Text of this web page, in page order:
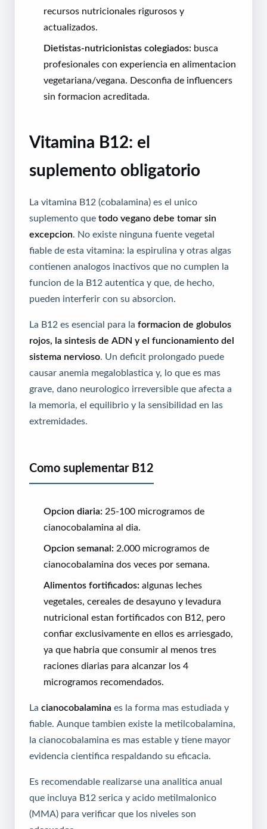
recursos nutricionales rigurosos y
actualizados.
Dietistas-nutricionistas colegiados: busca
profesionales con experiencia en alimentacion
vegetariana/vegana. Desconfia de influencers
sin formacion acreditada.
Vitamina B12: el
suplemento obligatorio
La vitamina B12 (cobalamina) es el unico
suplemento que todo vegano debe tomar sin
excepcion . No existe ninguna fuente vegetal
fiable de esta vitamina: la espirulina y otras algas
contienen analogos inactivos que no cumplen la
funcion de la B12 autentica y que, de hecho,
pueden interferir con su absorcion.
La B12 es esencial para la formacion de globulos
rojos, la sintesis de ADN y el funcionamiento del
sistema nervioso . Un deficit prolongado puede
causar anemia megaloblastica y, lo que es mas
grave, dano neurologico irreversible que afecta a
la memoria, el equilibrio y la sensibilidad en las
extremidades.
Como suplementar B12
Opcion diaria: 25-100 microgramos de
cianocobalamina al dia.
Opcion semanal: 2.000 microgramos de
cianocobalamina dos veces por semana.
Alimentos fortificados: algunas leches
vegetales, cereales de desayuno y levadura
nutricional estan fortificados con B12, pero
confiar exclusivamente en ellos es arriesgado,
ya que habria que consumir al menos tres
raciones diarias para alcanzar los 4
microgramos recomendados.
La cianocobalamina es la forma mas estudiada y
fiable. Aunque tambien existe la metilcobalamina,
la cianocobalamina es mas estable y tiene mayor
evidencia cientifica respaldando su eficacia.
Es recomendable realizarse una analitica anual
que incluya B12 serica y acido metilmalonico
(MMA) para verificar que los niveles son